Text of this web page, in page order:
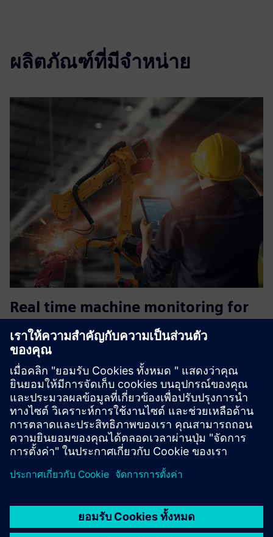
ผลิตภัณฑ์ที่มีจำหน่าย
Real time machine monitoring for
SME
หากไม่มีข้อมูลแบบเรียลไทม์ SMEs จะเสี่ยงต่อการบินตาบอด
ผู้เล่นรายใหญ่ใช้ระบบที่มีราคาแพง ตอนนี้คุณก็ทำได้เช่นกัน
การตรวจสอบเครื่องของเราช่วยให้คุณมีข้อมูลเชิงลึกทันที
ลดเวลาหยุดทำงาน และเพิ่มประสิทธิภาพด้วยต้นทุนเพียงเล็ก
น้อย
เรียนรู้เพิ่มเติม